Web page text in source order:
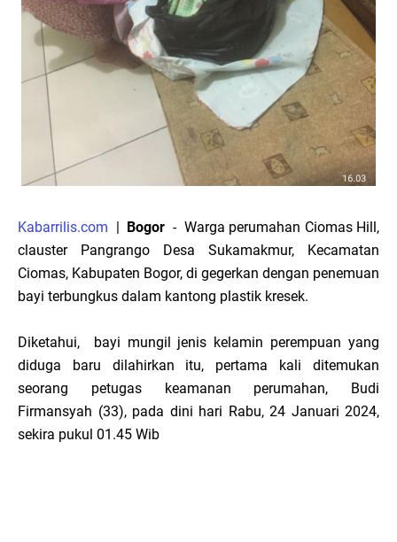
Kabarrilis.com Bogor - Warga perumahan Ciomas Hill,
clauster Pangrango Desa Sukamakmur, Kecamatan
Ciomas, Kabupaten Bogor, di gegerkan dengan penemuan
bayi terbungkus dalam kantong plastik kresek.
Diketahui, bayi mungil jenis kelamin perempuan yang
diduga baru dilahirkan itu, pertama kali ditemukan
seorang petugas keamanan perumahan, Budi
Firmansyah (33), pada dini hari Rabu, 24 Januari 2024,
sekira pukul 01.45 Wib